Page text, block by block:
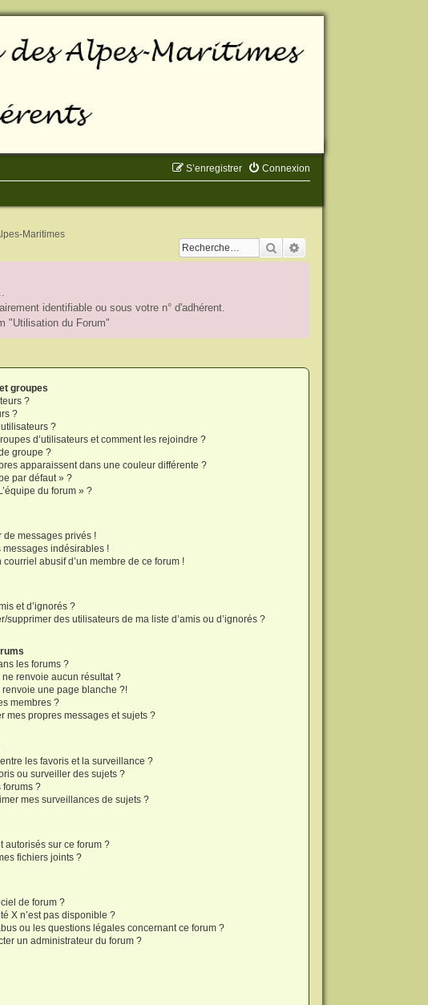
Connexion
S’enregistrer
Maritimes
Rechercher
identifiable ou sous votre n° d'adhérent.
"Utilisation du Forum"
groupes
?
?
?
d’utilisateurs et comment les rejoindre ?
groupe ?
apparaissent dans une couleur différente ?
par défaut » ?
du forum » ?
de messages privés !
messages indésirables !
courriel abusif d’un membre de ce forum !
et d’ignorés ?
supprimer des utilisateurs de ma liste d’amis ou d’ignorés ?
les forums ?
renvoie aucun résultat ?
une page blanche ?!
membres ?
mes propres messages et sujets ?
les favoris et la surveillance ?
ou surveiller des sujets ?
forums ?
mes surveillances de sujets ?
autorisés sur ce forum ?
fichiers joints ?
de forum ?
X n’est pas disponible ?
ou les questions légales concernant ce forum ?
un administrateur du forum ?